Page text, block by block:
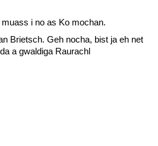
i no as Ko mochan.
Brietsch. Geh nocha, bist ja eh net
a gwaldiga Raurachl